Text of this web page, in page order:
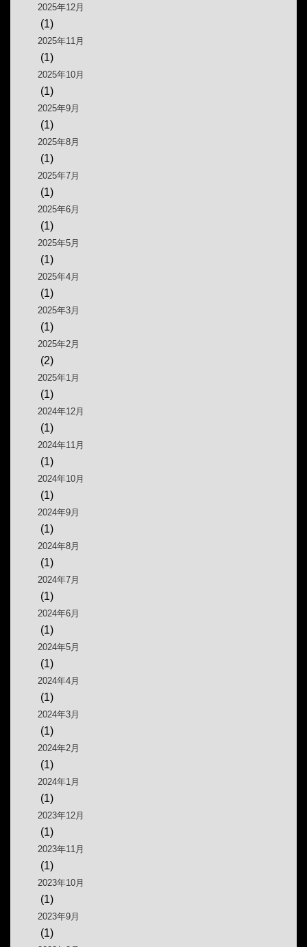
2025年12月
(1)
2025年11月
(1)
2025年10月
(1)
2025年9月
(1)
2025年8月
(1)
2025年7月
(1)
2025年6月
(1)
2025年5月
(1)
2025年4月
(1)
2025年3月
(1)
2025年2月
(2)
2025年1月
(1)
2024年12月
(1)
2024年11月
(1)
2024年10月
(1)
2024年9月
(1)
2024年8月
(1)
2024年7月
(1)
2024年6月
(1)
2024年5月
(1)
2024年4月
(1)
2024年3月
(1)
2024年2月
(1)
2024年1月
(1)
2023年12月
(1)
2023年11月
(1)
2023年10月
(1)
2023年9月
(1)